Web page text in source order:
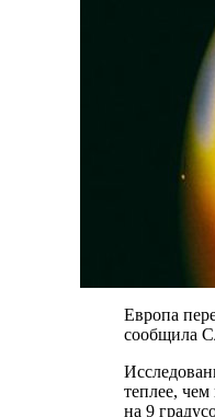
Европа
сообщила
теплее,
на 9